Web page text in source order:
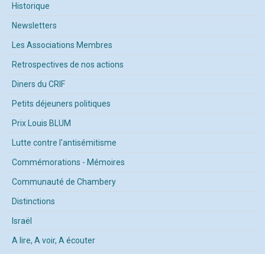
Historique
Newsletters
Les Associations Membres
Retrospectives de nos actions
Diners du CRIF
Petits déjeuners politiques
Prix Louis BLUM
Lutte contre l'antisémitisme
Commémorations - Mémoires
Communauté de Chambery
Distinctions
Israël
A lire, A voir, A écouter